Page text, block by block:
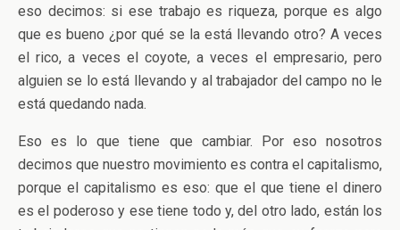
eso decimos: si ese trabajo es riqueza, porque es algo
que es bueno ¿por qué se la está llevando otro? A veces
el rico, a veces el coyote, a veces el empresario, pero
alguien se lo está llevando y al trabajador del campo no le
está quedando nada.
Eso es lo que tiene que cambiar. Por eso nosotros
decimos que nuestro movimiento es contra el capitalismo,
porque el capitalismo es eso: que el que tiene el dinero
es el poderoso y ese tiene todo y, del otro lado, están los